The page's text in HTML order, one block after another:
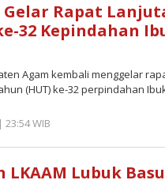
Rapat
32 Kepindahan
Agam kembali menggelar
(HUT) ke-32 perpindahan
WIB
Lubuk